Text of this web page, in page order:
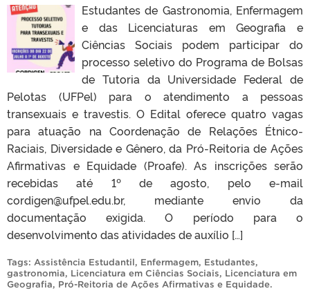
Estudantes de Gastronomia, Enfermagem
e das Licenciaturas em Geografia e
Ciências Sociais podem participar do
processo seletivo do Programa de Bolsas
de Tutoria da Universidade Federal de
Pelotas (UFPel) para o atendimento a pessoas
transexuais e travestis. O Edital oferece quatro vagas
para atuação na Coordenação de Relações Étnico-
Raciais, Diversidade e Gênero, da Pró-Reitoria de Ações
Afirmativas e Equidade (Proafe). As inscrições serão
recebidas até 1º de agosto, pelo e-mail
cordigen@ufpel.edu.br, mediante envio da
documentação exigida. O período para o
desenvolvimento das atividades de auxílio […]
Tags: Assistência Estudantil, Enfermagem, Estudantes,
gastronomia, Licenciatura em Ciências Sociais, Licenciatura em
Geografia, Pró-Reitoria de Ações Afirmativas e Equidade.